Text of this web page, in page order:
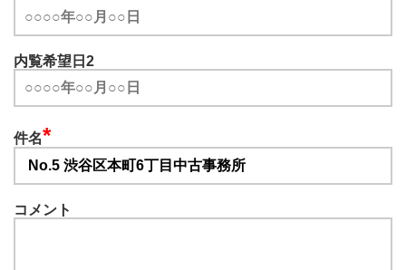
内覧希望日2
件名*
コメント